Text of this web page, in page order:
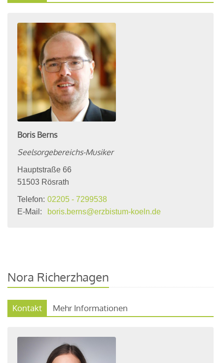
Boris Berns
Seelsorgebereichs-Musiker
Hauptstraße 66
51503 Rösrath
Telefon: 02205 - 7299538
E-Mail:
boris.berns@erzbistum-koeln.de
Nora Richerzhagen
Kontakt Mehr Informationen